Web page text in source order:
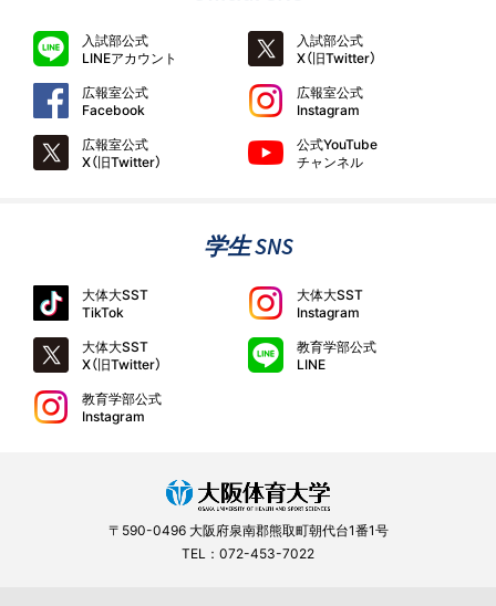
入試部公式
LINEアカウント
入試部公式
X（旧Twitter）
広報室公式
Facebook
広報室公式
Instagram
広報室公式
X（旧Twitter）
公式YouTube
チャンネル
学生 SNS
大体大SST
TikTok
大体大SST
Instagram
大体大SST
X（旧Twitter）
教育学部公式
LINE
教育学部公式
Instagram
〒590-0496 大阪府泉南郡熊取町朝代台1番1号
TEL：072-453-7022